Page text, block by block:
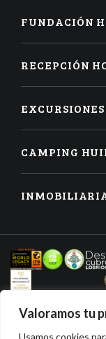
Valoramos tu
Usamos cookies
FUNDACIÓN
RECEPCIÓN
CAMPING